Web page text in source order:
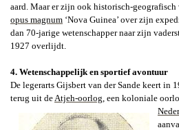
aard. Maar er zijn ook historisch-geografisch
opus magnum ‘Nova Guinea’ over zijn
dan 70-jarige wetenschapper naar zijn
1927 overlijdt.
4. Wetenschappelijk en sportief avontuur
De legerarts Gijsbert van der Sande keert in
terug uit de Atjeh-oorlog , een koloniale